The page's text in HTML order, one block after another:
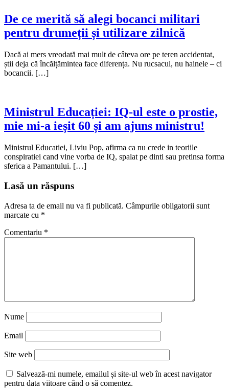
De ce merită să alegi bocanci militari
pentru drumeții și utilizare zilnică
Dacă ai mers vreodată mai mult de câteva ore pe teren accidentat,
știi deja că încălțămintea face diferența. Nu rucsacul, nu hainele – ci
bocancii. […]
Ministrul Educației: IQ-ul este o prostie,
mie mi-a ieșit 60 și am ajuns ministru!
Ministrul Educatiei, Liviu Pop, afirma ca nu crede in teoriile
conspiratiei cand vine vorba de IQ, spalat pe dinti sau pretinsa forma
sferica a Pamantului. […]
Lasă un răspuns
Adresa ta de email nu va fi publicată. Câmpurile obligatorii sunt
marcate cu *
Comentariu *
Nume
Email
Site web
Salvează-mi numele, emailul și site-ul web în acest navigator
pentru data viitoare când o să comentez.